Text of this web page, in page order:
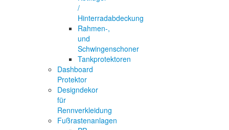
/
Hinterradabdeckung
Rahmen-,
und
Schwingenschoner
Tankprotektoren
Dashboard
Protektor
Designdekor
für
Rennverkleidung
Fußrastenanlagen